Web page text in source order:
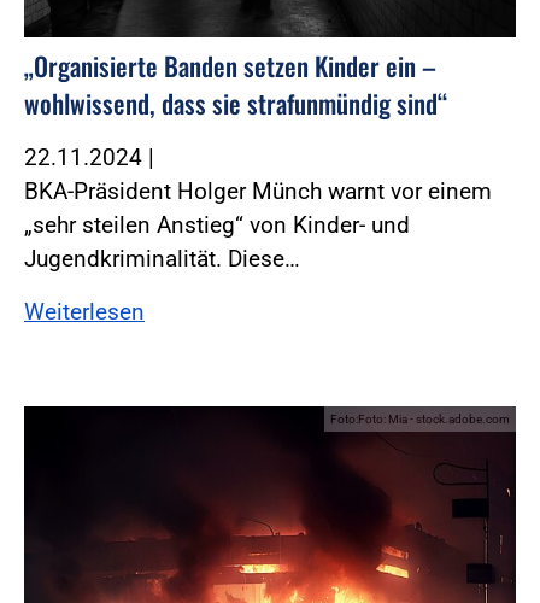
„Organisierte Banden setzen Kinder ein –
wohlwissend, dass sie strafunmündig sind“
22.11.2024 |
BKA-Präsident Holger Münch warnt vor einem
„sehr steilen Anstieg“ von Kinder- und
Jugendkriminalität. Diese…
Weiterlesen
Foto:Foto: Mia - stock.adobe.com